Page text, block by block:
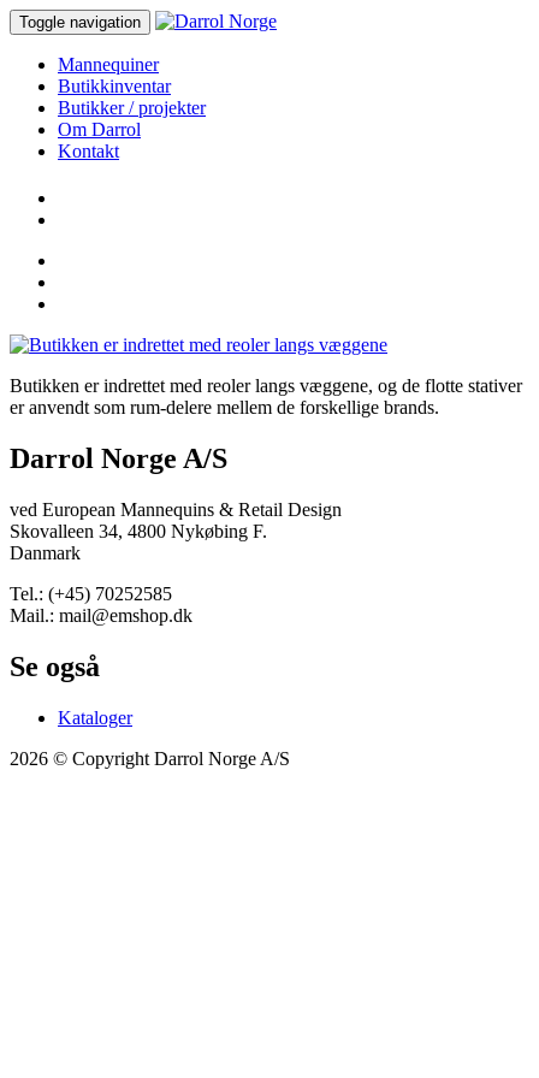
Toggle navigation
Mannequiner
Butikkinventar
Butikker / projekter
Om Darrol
Kontakt
Butikken er indrettet med reoler langs væggene, og de flotte stativer
er anvendt som rum-delere mellem de forskellige brands.
Darrol Norge A/S
ved European Mannequins & Retail Design
Skovalleen 34, 4800 Nykøbing F.
Danmark
Tel.: (+45) 70252585
Mail.: mail@emshop.dk
Se også
Kataloger
2026 © Copyright Darrol Norge A/S